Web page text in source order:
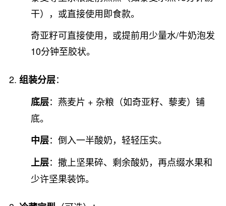
干），或直接使用即食款。
奇亚籽可直接使用，或提前用少量水/牛奶泡发
10分钟至胶状。
组装分层：
底层：燕麦片 + 杂粮（如奇亚籽、藜麦）铺
底。
中层：倒入一半酸奶，轻轻压实。
上层：撒上坚果碎、剩余酸奶，再点缀水果和
少许坚果装饰。